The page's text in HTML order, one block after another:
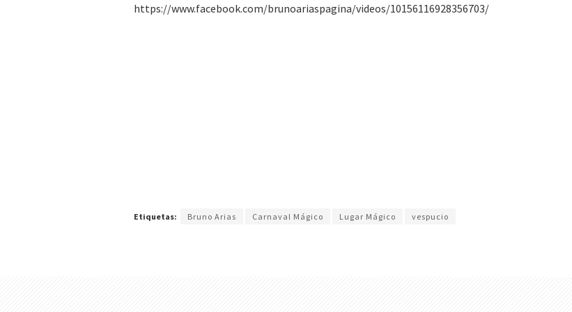
https://www.facebook.com/brunoariaspagina/videos/10156116928356703/
Etiquetas: Bruno Arias Carnaval Mágico Lugar Mágico vespucio